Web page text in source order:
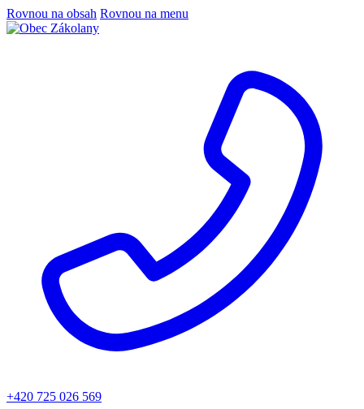
Rovnou na obsah Rovnou na menu
+420 725 026 569